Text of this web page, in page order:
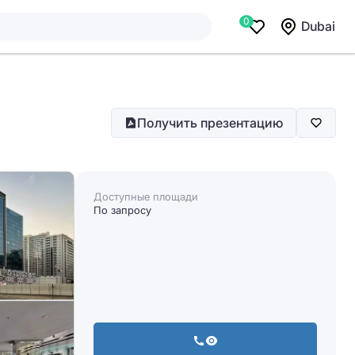
0 Dubai
Получить презентацию
Доступные площади
По запросу